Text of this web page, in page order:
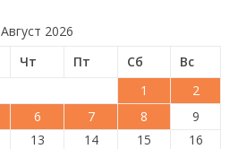
Август 2026
Чт Пт Сб
Вс
1
2
6 7 8
9
13 14 15
16